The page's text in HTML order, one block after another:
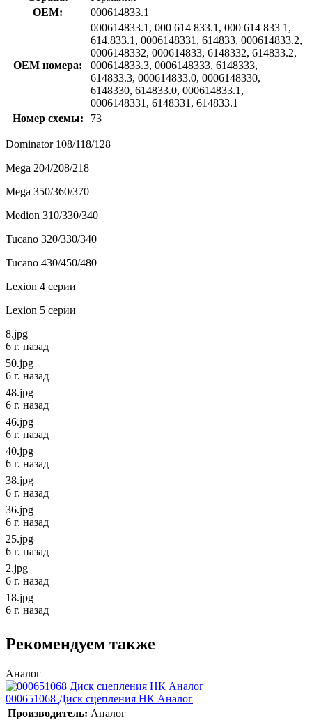
OEM:
000614833.1
OEM номера:
000614833.1, 000 614 833.1, 000 614 833 1,
614.833.1, 0006148331, 614833, 000614833.2,
0006148332, 000614833, 6148332, 614833.2,
000614833.3, 0006148333, 6148333,
614833.3, 000614833.0, 0006148330,
6148330, 614833.0, 000614833.1,
0006148331, 6148331, 614833.1
Номер схемы:
73
Dominator 108/118/128
Mega 204/208/218
Mega 350/360/370
Medion 310/330/340
Tucano 320/330/340
Tucano 430/450/480
Lexion 4 серии
Lexion 5 серии
8.jpg
6 г. назад
50.jpg
6 г. назад
48.jpg
6 г. назад
46.jpg
6 г. назад
40.jpg
6 г. назад
38.jpg
6 г. назад
36.jpg
6 г. назад
25.jpg
6 г. назад
2.jpg
6 г. назад
18.jpg
6 г. назад
Рекомендуем также
Аналог
000651068 Диск сцепления НК Аналог
Производитель: Аналог